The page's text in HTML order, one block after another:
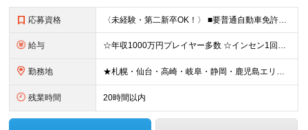
応募資格 〈未経験・第二新卒OK！〉 ■要普通自動車免許（AT限定可） ■学歴不問 ＼ひとつでも当てはまる方はぜひ当社へ！／ ☆営業に集中できる環境で働きたい ☆成果が正当に評価される環境だ働きたい ☆扱う商
給与 ☆年収1000万円プレイヤー多数 ☆インセン1回で500万円も ☆個人インセンのほか、業績賞与年2回支給 月給30万円～35万円(固定残業代含む)＋達成ボーナス（半期に1回） ※前職・経験等を考慮し
勤務地 ★札幌・仙台・高崎・岐阜・静岡・鹿児島エリア採用強化中 ★急成長中で年間10支店オープン！ 【北海道・東北地方】札幌/仙台/郡山/盛岡 【関東地方】横浜/千葉/東京/つくば/大宮/高崎/宇都宮/立川
残業時間 20時間以内